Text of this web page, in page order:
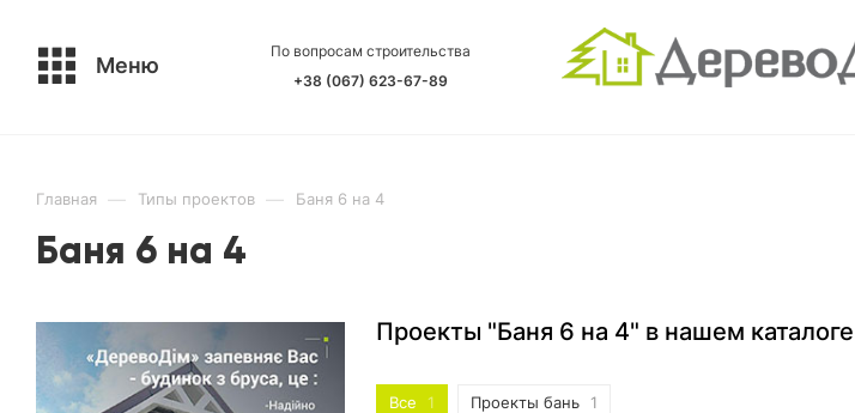
Меню
По вопросам строительства
+38 (067) 623-67-89
Главная — Типы проектов — Баня 6 на 4
Баня 6 на 4
Проекты "Баня 6 на 4" в нашем каталоге
Все 1 Проекты бань 1